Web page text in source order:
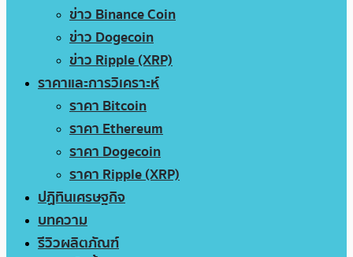
ข่าว Binance Coin
ข่าว Dogecoin
ข่าว Ripple (XRP)
ราคาและการวิเคราะห์
ราคา Bitcoin
ราคา Ethereum
ราคา Dogecoin
ราคา Ripple (XRP)
ปฏิทินเศรษฐกิจ
บทความ
รีวิวผลิตภัณฑ์